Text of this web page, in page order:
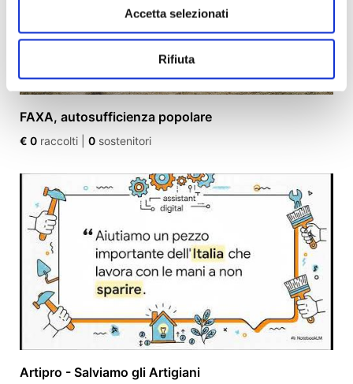
Accetta selezionati
Rifiuta
FAXA, autosufficienza popolare
€ 0 raccolti 0 sostenitori
Artipro - Salviamo gli Artigiani